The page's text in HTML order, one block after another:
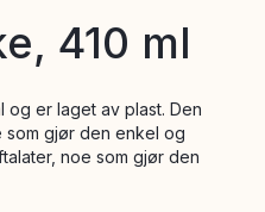
410 ml
og er laget av plast. Den
som gjør den enkel og
noe som gjør den